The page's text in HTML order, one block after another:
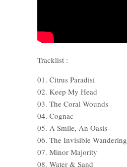
Tracklist :
01. Citrus Paradisi
02. Keep My Head
03. The Coral Wounds
04. Cognac
05. A Smile, An Oasis
06. The Invisible Wandering
07. Minor Majority
08. Water & Sand